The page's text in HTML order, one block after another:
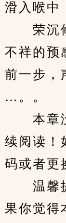
滑入喉中
荣沉修
不祥的预
前一步，
…。。
本章没
续阅读！
码或者更
温馨提
果你觉得